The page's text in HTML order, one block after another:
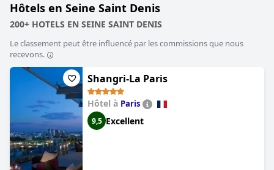
Hôtels en Seine Saint Denis
200+ HOTELS EN SEINE SAINT DENIS
Le classement peut être influencé par les commissions que nous
recevons.
Shangri-La Paris
Hôtel à Paris
9,5 Excellent